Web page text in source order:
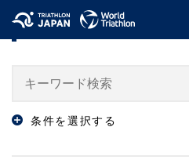
ニュース / News
条件を選択する